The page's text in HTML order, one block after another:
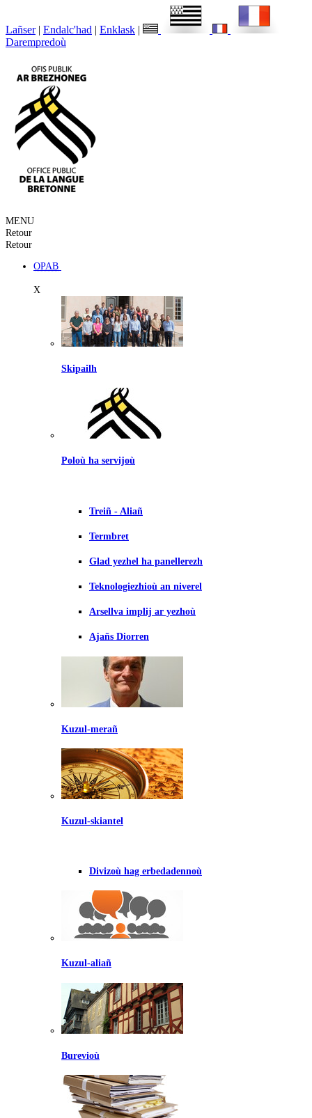
Lañser | Endalc'had | Enklask |
Darempredoù
MENU
Retour
Retour
OPAB
X
Skipailh
Poloù ha servijoù
Treiñ - Aliañ
Termbret
Glad yezhel ha panellerezh
Teknologiezhioù an niverel
Arsellva implij ar yezhoù
Ajañs Diorren
Kuzul-merañ
Kuzul-skiantel
Divizoù hag erbedadennoù
Kuzul-aliañ
Burevioù